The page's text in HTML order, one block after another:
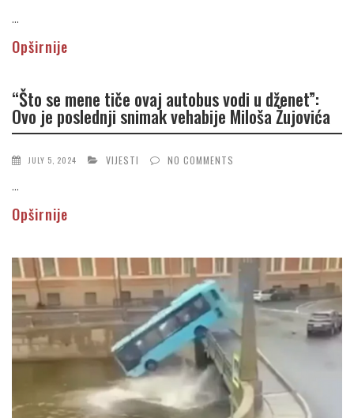
...
Opširnije
“Što se mene tiče ovaj autobus vodi u dženet”:
Ovo je poslednji snimak vehabije Miloša Žujovića
JULY 5, 2024 VIJESTI NO COMMENTS
...
Opširnije